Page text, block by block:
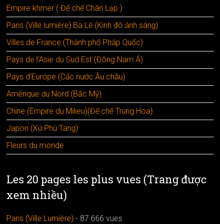
Empire khmer ( Đế chế Chân Lạp )
Paris (Ville lumière) Ba Lê (Kinh đô ánh sáng)
Villes de France (Thành phố Pháp Quốc)
Pays de l’Asie du Sud Est (Đông Nam Á)
Pays d’Europe (Các nước Âu châu)
Amérique du Nord (Bắc Mỹ)
Chine (Empire du Milieu)(Đế chế Trung Hoa)
Japon (Xứ Phù Tang)
Fleurs du monde
Les 20 pages les plus vues (Trang được
xem nhiều)
Paris (Ville Lumière) - 87 666 vues